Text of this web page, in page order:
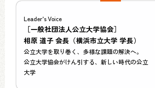
Leader's Voice
［一般社団法人公立大学協会］
相原 道子 会長（横浜市立大学 学長）
公立大学を取り巻く、多様な課題の解決へ。
公立大学協会がけん引する、新しい時代の公立
大学